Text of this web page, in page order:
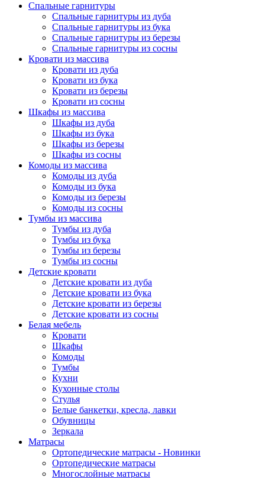
Спальные гарнитуры
Спальные гарнитуры из дуба
Спальные гарнитуры из бука
Спальные гарнитуры из березы
Спальные гарнитуры из сосны
Кровати из массива
Кровати из дуба
Кровати из бука
Кровати из березы
Кровати из сосны
Шкафы из массива
Шкафы из дуба
Шкафы из бука
Шкафы из березы
Шкафы из сосны
Комоды из массива
Комоды из дуба
Комоды из бука
Комоды из березы
Комоды из сосны
Тумбы из массива
Тумбы из дуба
Тумбы из бука
Тумбы из березы
Тумбы из сосны
Детские кровати
Детские кровати из дуба
Детские кровати из бука
Детские кровати из березы
Детские кровати из сосны
Белая мебель
Кровати
Шкафы
Комоды
Тумбы
Кухни
Кухонные столы
Стулья
Белые банкетки, кресла, лавки
Обувницы
Зеркала
Матрасы
Ортопедические матрасы - Новинки
Ортопедические матрасы
Многослойные матрасы